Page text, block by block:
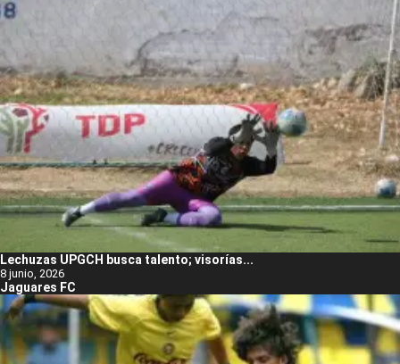
Lechuzas UPGCH busca talento; visorías...
8 junio, 2026
Jaguares FC